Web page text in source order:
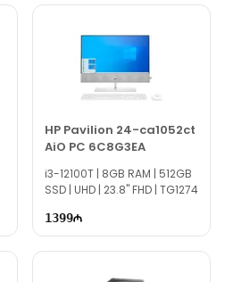
HP Pavilion 24-ca1052ct
AiO PC 6C8G3EA
i3-12100T | 8GB RAM | 512GB
SSD | UHD | 23.8" FHD | TG1274
1399